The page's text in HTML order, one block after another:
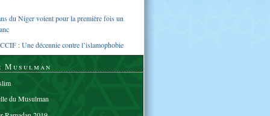
du Niger voient pour la première fois un
: Une décennie contre l’islamophobie
Musulman
du Musulman